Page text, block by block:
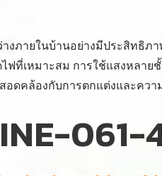
งภายในบ้านอย่างมีประสิทธิภ
ฟที่เหมาะสม การใช้แสงหลา
อดคล้องกับการตกแต่งและควา
061-